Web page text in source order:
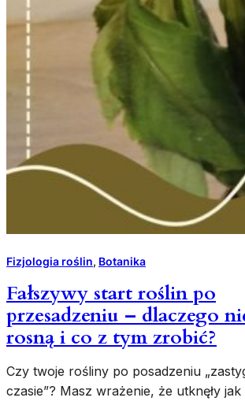
Fizjologia roślin, Botanika
Fałszywy start roślin po
przesadzeniu – dlaczego
rosną i co z tym zrobić?
Czy twoje rośliny po posadzeniu
czasie”? Masz wrażenie, że utknęły jak